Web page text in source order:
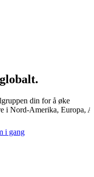
din for å øke
i Nord-Amerika, Europa,
i gang